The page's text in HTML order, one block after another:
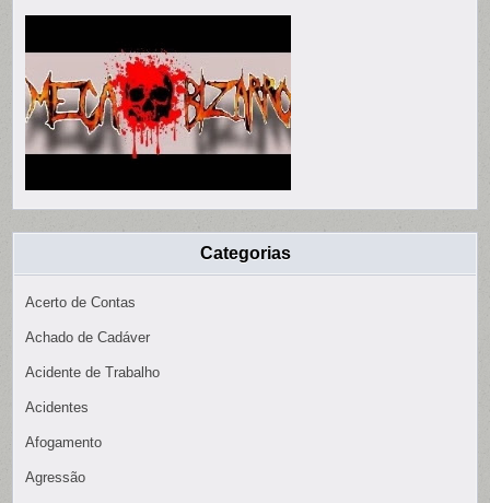
Categorias
Acerto de Contas
Achado de Cadáver
Acidente de Trabalho
Acidentes
Afogamento
Agressão